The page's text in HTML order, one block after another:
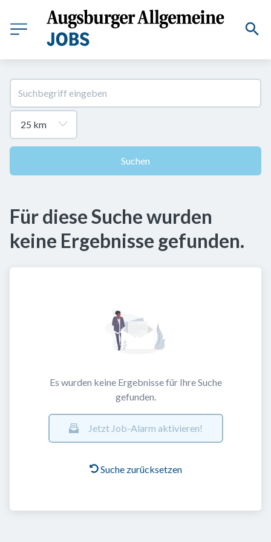
Suchen
Für diese Suche wurden
keine Ergebnisse gefunden.
Es wurden keine Ergebnisse für Ihre Suche
gefunden.
Jetzt Job-Alarm aktivieren!
Suche zurücksetzen